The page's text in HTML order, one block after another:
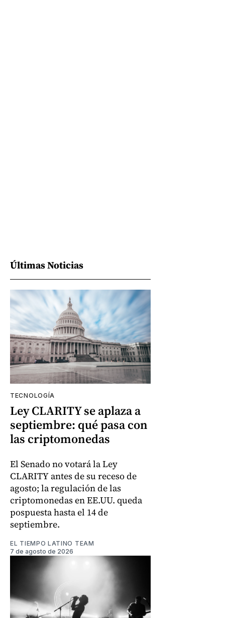
Últimas Noticias
TECNOLOGÍA
Ley CLARITY se aplaza a
septiembre: qué pasa con
las criptomonedas
El Senado no votará la Ley
CLARITY antes de su receso de
agosto; la regulación de las
criptomonedas en EE.UU. queda
pospuesta hasta el 14 de
septiembre.
EL TIEMPO LATINO TEAM
7 de agosto de 2026